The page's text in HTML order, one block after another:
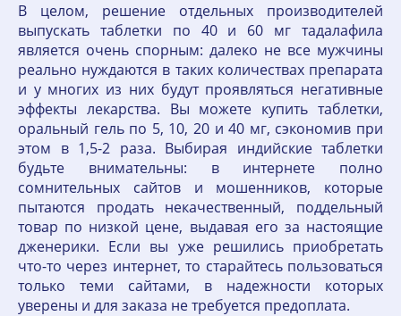
В целом, решение отдельных производителей
выпускать таблетки по 40 и 60 мг тадалафила
является очень спорным: далеко не все мужчины
реально нуждаются в таких количествах препарата
и у многих из них будут проявляться негативные
эффекты лекарства. Вы можете купить таблетки,
оральный гель по 5, 10, 20 и 40 мг, сэкономив при
этом в 1,5-2 раза. Выбирая индийские таблетки
будьте внимательны: в интернете полно
сомнительных сайтов и мошенников, которые
пытаются продать некачественный, поддельный
товар по низкой цене, выдавая его за настоящие
дженерики. Если вы уже решились приобретать
что-то через интернет, то старайтесь пользоваться
только теми сайтами, в надежности которых
уверены и для заказа не требуется предоплата.